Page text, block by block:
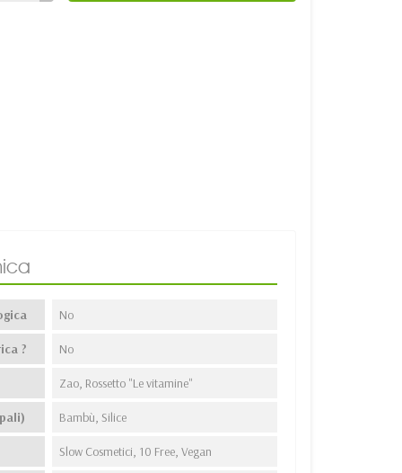
No
? No
Zao, Rossetto "Le vitamine"
Bambù, Silice
Slow Cosmetici, 10 Free, Vegan